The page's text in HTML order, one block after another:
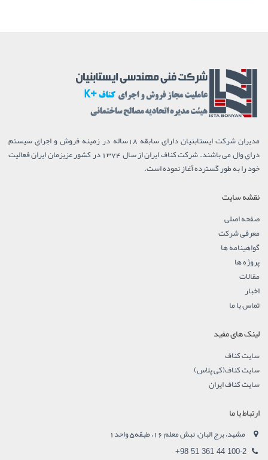
مدیران شرکت ایستابنیان دارای سابقه 18ساله در زمینه فروش و اجرای سیستم
درای وال می باشند. شرکت کناف ایران از سال 1374 در کشور عزیزمان ایران فعالیت
خود را به طور گسترده آغاز نموده است.
نقشه سایت
صفحه اصلی
معرفی شرکت
گواهینامه ها
پروژه ها
مقالات
اخبار
تماس با ما
لینک های مفید
سایت کناف
سایت کناف(کی پلاس)
سایت کناف ایران
ارتباط با ما
مشهد، برج البان، نبش معلم 16، طبقه5 واحد1
+98 51 361 44 100-2